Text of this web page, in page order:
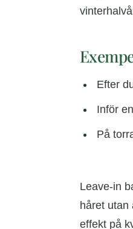
Efter
Inför
På
Leave-in
håret utan
effekt på